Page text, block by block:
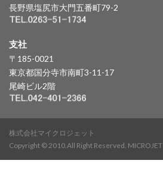
長野県塩尻市大門五番町79-2
支社
〒185-0021
東京都国分寺市南町3-11-17
尾崎ビル2階
株式会社マイクロジェット
Copyright © 2010.All Right Reserved. MICROJET